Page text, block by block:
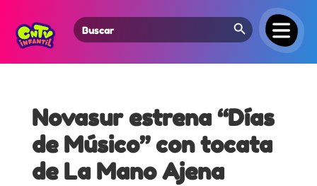
Search
for:
Search Button
Novasur estrena “Días
de Músico” con tocata
de La Mano Ajena